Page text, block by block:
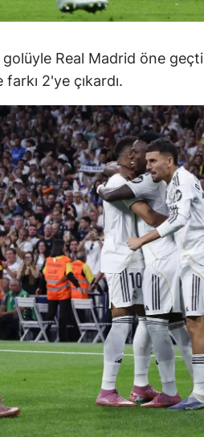
Real Madrid öne
2'ye çıkardı.